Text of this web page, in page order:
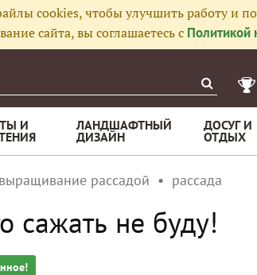
cookies, чтобы улучшить работу и
сайта, вы соглашаетесь с Политикой
И ЛАНДШАФТНЫЙ
ДИЗАЙН
ДОСУГ И
ОТДЫХ
выращивание рассадой рассада
сажать не буду!